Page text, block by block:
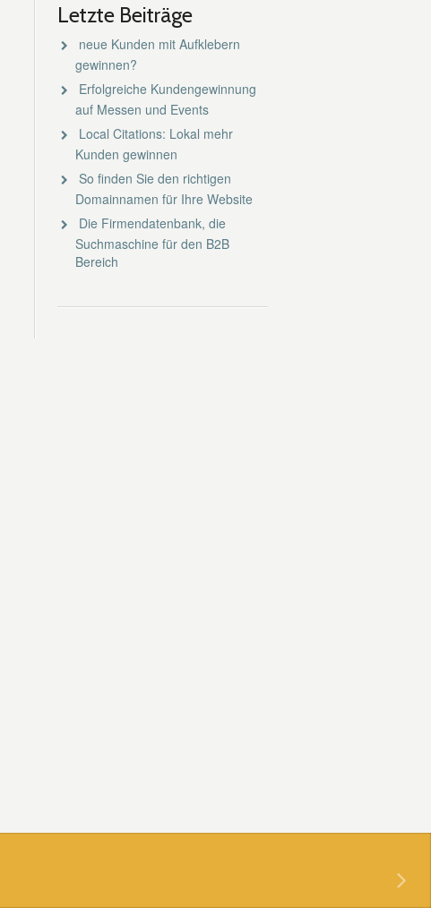
Letzte Beiträge
neue Kunden mit Aufklebern
gewinnen?
Erfolgreiche Kundengewinnung
auf Messen und Events
Local Citations: Lokal mehr
Kunden gewinnen
So finden Sie den richtigen
Domainnamen für Ihre Website
Die Firmendatenbank, die
Suchmaschine für den B2B
Bereich